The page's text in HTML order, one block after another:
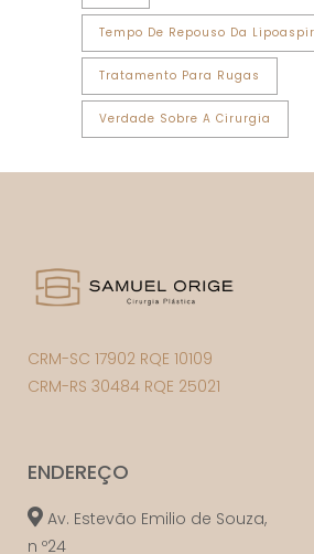
Tempo De Repouso Da
Tratamento Para Rugas
Verdade Sobre A Cirurgia
CRM-SC 17902 RQE 10109
CRM-RS 30484 RQE 25021
ENDEREÇO
Av. Estevão Emilio de Souza,
n º24